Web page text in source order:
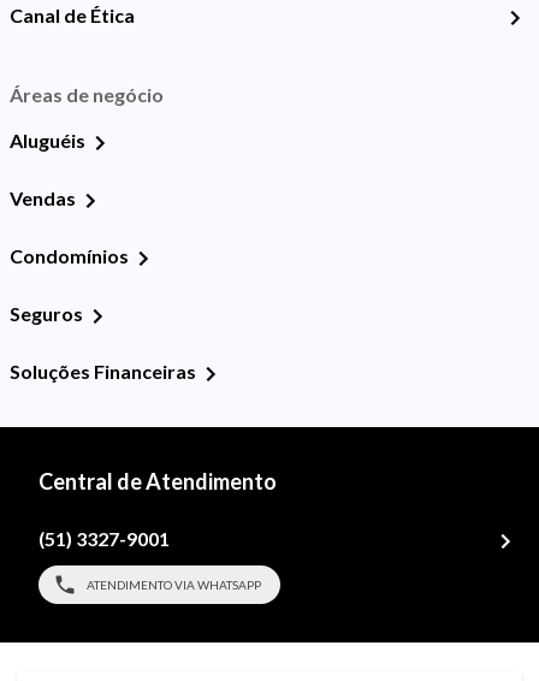
Canal de Ética
Áreas de negócio
Aluguéis
Vendas
Condomínios
Seguros
Soluções Financeiras
Central de Atendimento
(51) 3327-9001
ATENDIMENTO VIA WHATSAPP